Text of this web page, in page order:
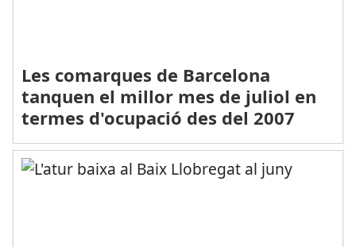
Les comarques de Barcelona
tanquen el millor mes de juliol en
termes d'ocupació des del 2007